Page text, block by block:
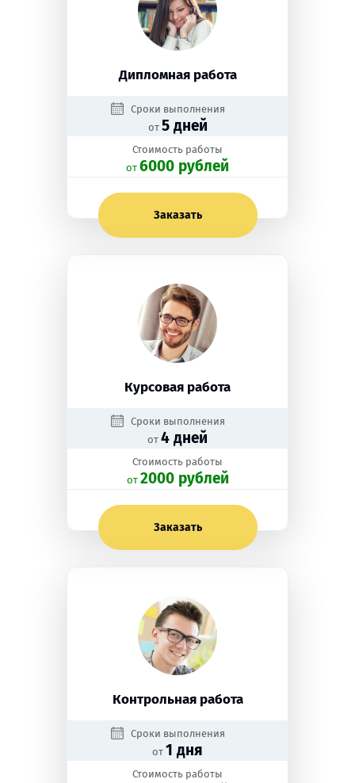
Дипломная работа
Сроки выполнения
от 5 дней
Стоимость работы
oт 6000 рублей
Заказать
Курсовая работа
Сроки выполнения
от 4 дней
Стоимость работы
oт 2000 рублей
Заказать
Контрольная работа
Сроки выполнения
от 1 дня
Стоимость работы